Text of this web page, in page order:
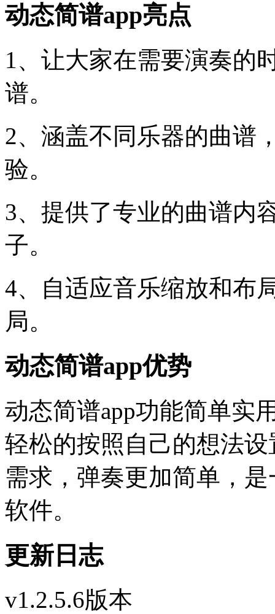
动态简谱app亮点
1、让大家在需要演奏的
谱。
2、涵盖不同乐器的曲谱
验。
3、提供了专业的曲谱内
子。
4、自适应音乐缩放和布
局。
动态简谱app优势
动态简谱app功能简单实
轻松的按照自己的想法
需求，弹奏更加简单，
软件。
更新日志
v1.2.5.6版本